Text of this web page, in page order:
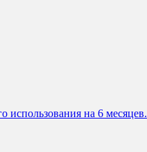
использования на 6 месяцев.